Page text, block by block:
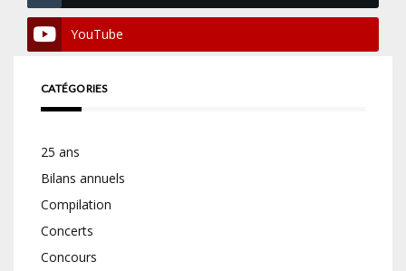
YouTube
CATÉGORIES
25 ans
Bilans annuels
Compilation
Concerts
Concours